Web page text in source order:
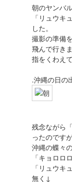
朝のヤンバ
「リュウキ
した。
撮影の準備
飛んで行きま
指をくわえ
.沖縄の日の
残念ながら
ったのです
沖縄の蝶々
「キョロ
「リュウキ
無く↓